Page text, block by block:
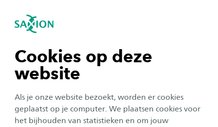
Cookies op deze
website
Als je onze website bezoekt, worden er cookies
geplaatst op je computer. We plaatsen cookies voor
het bijhouden van statistieken en om jouw
Navigatie openen
tonen
tonen
tonen
sluiten
Innovatief en Effectief Onderwijs
Subnavigatie tonen
Resultaten van ons onderzoek
Binnen ons lectoraat realiseren we inspirerende
projecten op onze kernthema's, wat resulteert
in waardevolle uitkomsten zoals
ontwerprichtlijnen, praktische onderwijstools,
en nieuwe inzichten in de vorm van rapporten
en factsheets.